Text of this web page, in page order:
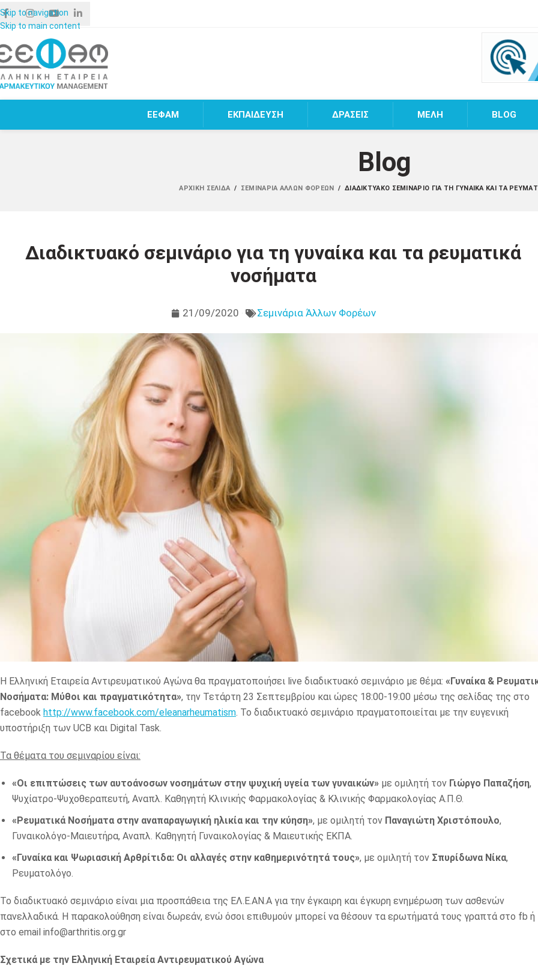
Skip to navigation
Skip to main content
ΕΕΦΑΜ ΕΚΠΑΙΔΕΥΣΗ ΔΡΑΣΕΙΣ MEΛΗ BLOG
Blog
ΑΡΧΙΚΉ ΣΕΛΊΔΑ / ΣΕΜΙΝΆΡΙΑ ΆΛΛΩΝ ΦΟΡΈΩΝ / ΔΙΑΔΙΚΤΥΑΚΌ ΣΕΜΙΝΆΡΙΟ ΓΙΑ ΤΗ ΓΥΝΑΊΚΑ ΚΑΙ ΤΑ
Διαδικτυακό σεμινάριο για τη γυναίκα και τα ρευματικά
νοσήματα
21/09/2020 Σεμινάρια Άλλων Φορέων
Η Ελληνική Εταιρεία Αντιρευματικού Αγώνα θα πραγματοποιήσει live διαδικτυακό σεμινάριο με θέμα: «Γυναίκα &
Νοσήματα: Μύθοι και πραγματικότητα», την Τετάρτη 23 Σεπτεμβρίου και ώρες 18:00-19:00 μέσω της σελίδας της στο
facebook http://www.facebook.com/eleanarheumatism. Το διαδικτυακό σεμινάριο πραγματοποιείται με την ευγενική
υποστήριξη των UCB και Digital Task.
Τα θέματα του σεμιναρίου είναι:
«Οι επιπτώσεις των αυτοάνοσων νοσημάτων στην ψυχική υγεία των γυναικών» με ομιλητή τον Γιώργο Παπαζήση,
Ψυχίατρο-Ψυχοθεραπευτή, Αναπλ. Καθηγητή Κλινικής Φαρμακολογίας & Κλινικής Φαρμακολογίας Α.Π.Θ.
«Ρευματικά Νοσήματα στην αναπαραγωγική ηλικία και την κύηση», με ομιλητή τον Παναγιώτη Χριστόπουλο,
Γυναικολόγο-Μαιευτήρα, Αναπλ. Καθηγητή Γυναικολογίας & Μαιευτικής ΕΚΠΑ.
«Γυναίκα και Ψωριασική Αρθρίτιδα: Οι αλλαγές στην καθημερινότητά τους», με ομιλητή τον Σπυρίδωνα Νίκα,
Ρευματολόγο.
Το διαδικτυακό σεμινάριο είναι μια προσπάθεια της ΕΛ.Ε.ΑΝ.Α για την έγκαιρη και έγκυρη ενημέρωση των ασθενών
πανελλαδικά. Η παρακολούθηση είναι δωρεάν, ενώ όσοι επιθυμούν μπορεί να θέσουν τα ερωτήματά τους γραπτά στο fb ή
στο email info@arthritis.org.gr
Σχετικά με την Ελληνική Εταιρεία Αντιρευματικού Αγώνα